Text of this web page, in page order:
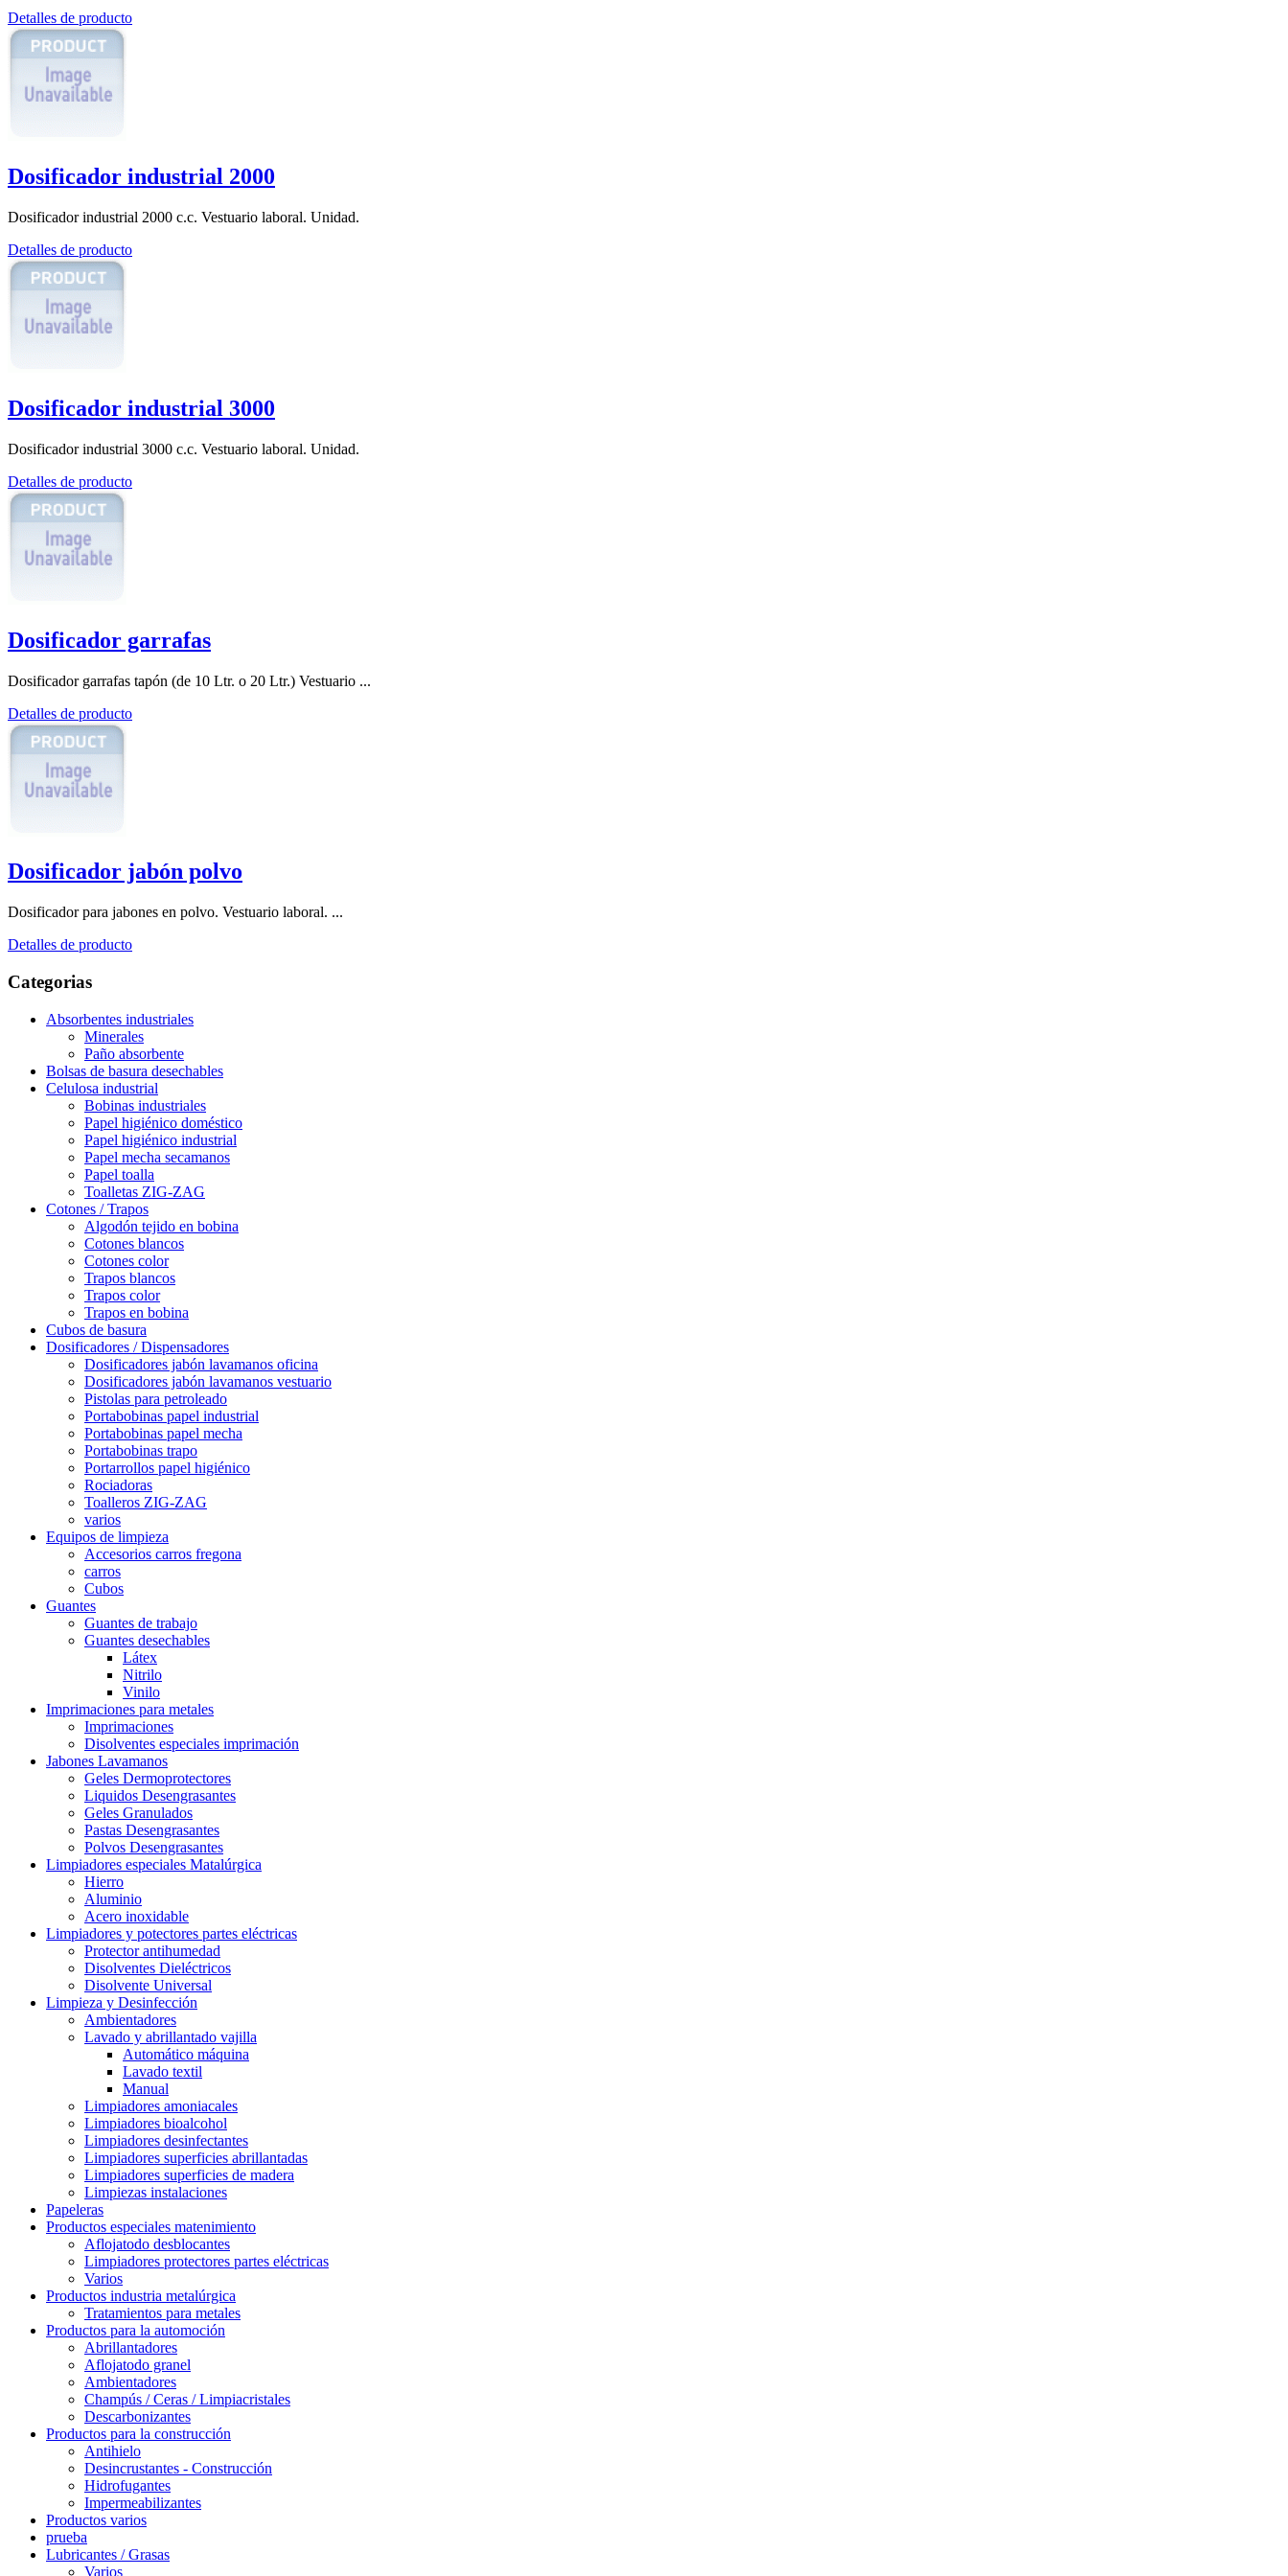
Detalles de producto
Dosificador industrial 2000
Dosificador industrial 2000 c.c. Vestuario laboral. Unidad.
Detalles de producto
Dosificador industrial 3000
Dosificador industrial 3000 c.c. Vestuario laboral. Unidad.
Detalles de producto
Dosificador garrafas
Dosificador garrafas tapón (de 10 Ltr. o 20 Ltr.) Vestuario ...
Detalles de producto
Dosificador jabón polvo
Dosificador para jabones en polvo. Vestuario laboral. ...
Detalles de producto
Categorias
Absorbentes industriales
Minerales
Paño absorbente
Bolsas de basura desechables
Celulosa industrial
Bobinas industriales
Papel higiénico doméstico
Papel higiénico industrial
Papel mecha secamanos
Papel toalla
Toalletas ZIG-ZAG
Cotones / Trapos
Algodón tejido en bobina
Cotones blancos
Cotones color
Trapos blancos
Trapos color
Trapos en bobina
Cubos de basura
Dosificadores / Dispensadores
Dosificadores jabón lavamanos oficina
Dosificadores jabón lavamanos vestuario
Pistolas para petroleado
Portabobinas papel industrial
Portabobinas papel mecha
Portabobinas trapo
Portarrollos papel higiénico
Rociadoras
Toalleros ZIG-ZAG
varios
Equipos de limpieza
Accesorios carros fregona
carros
Cubos
Guantes
Guantes de trabajo
Guantes desechables
Látex
Nitrilo
Vinilo
Imprimaciones para metales
Imprimaciones
Disolventes especiales imprimación
Jabones Lavamanos
Geles Dermoprotectores
Liquidos Desengrasantes
Geles Granulados
Pastas Desengrasantes
Polvos Desengrasantes
Limpiadores especiales Matalúrgica
Hierro
Aluminio
Acero inoxidable
Limpiadores y potectores partes eléctricas
Protector antihumedad
Disolventes Dieléctricos
Disolvente Universal
Limpieza y Desinfección
Ambientadores
Lavado y abrillantado vajilla
Automático máquina
Lavado textil
Manual
Limpiadores amoniacales
Limpiadores bioalcohol
Limpiadores desinfectantes
Limpiadores superficies abrillantadas
Limpiadores superficies de madera
Limpiezas instalaciones
Papeleras
Productos especiales matenimiento
Aflojatodo desblocantes
Limpiadores protectores partes eléctricas
Varios
Productos industria metalúrgica
Tratamientos para metales
Productos para la automoción
Abrillantadores
Aflojatodo granel
Ambientadores
Champús / Ceras / Limpiacristales
Descarbonizantes
Productos para la construcción
Antihielo
Desincrustantes - Construcción
Hidrofugantes
Impermeabilizantes
Productos varios
prueba
Lubricantes / Grasas
Varios